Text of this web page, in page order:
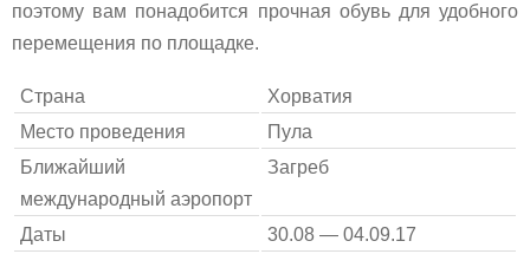
поэтому вам понадобится прочная обувь для удобного
перемещения по площадке.
Страна
Хорватия
Место проведения
Пула
Ближайший
международный аэропорт
Загреб
Даты
30.08 — 04.09.17